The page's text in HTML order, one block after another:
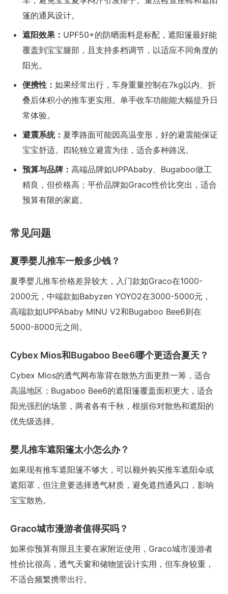
篷的通风设计。
遮阳效果： UPF50+的防晒面料是标配，遮阳篷最好能
覆盖到宝宝腿部，且支持多档调节，以适应不同角度的
阳光。
便携性： 如果经常出行，车身重量控制在7kg以内、折
叠后体积小的推车更实用。单手收车功能能大幅提升日
常体验。
避震系统： 夏季路面可能因高温变形，好的避震能保证
宝宝舒适。四轮独立避震为佳，适合多种路况。
预算与品牌： 高端品牌如UPPAbaby、Bugaboo做工
精良，但价格高；平价品牌如Graco性价比突出，适合
预算有限的家庭。
常见问题
夏季婴儿推车一般多少钱？
夏季婴儿推车价格差异较大，入门款如Graco在1000-
2000元，中端款如Babyzen YOYO2在3000-5000元，
高端款如UPPAbaby MINU V2和Bugaboo Bee6则在
5000-8000元之间。
Cybex Mios和Bugaboo Bee6哪个更适合夏天？
Cybex Mios的透气网布靠背在散热方面更胜一筹，适合
高温地区；Bugaboo Bee6的遮阳篷覆盖面积更大，适合
阳光强烈的场景，两者各有千秋，根据你对散热和遮阳的
优先级选择。
婴儿推车遮阳篷太小怎么办？
如果现有推车遮阳篷不够大，可以额外购买推车遮阳伞或
遮阳罩，但注意要选择透气材质，避免遮挡通风口，影响
宝宝散热。
Graco城市漫游者值得买吗？
如果你预算有限且主要在家附近使用，Graco城市漫游者
性价比很高，透气天窗和储物篮设计实用，但车身较重，
不适合频繁携带出行。